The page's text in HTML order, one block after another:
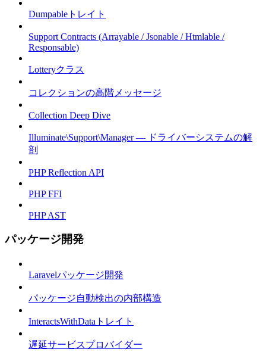
Dumpableトレイト
Support Contracts (Arrayable / Jsonable / Htmlable /
Responsable)
Lotteryクラス
コレクションの高階メッセージ
Collection Deep Dive
Illuminate\Support\Manager — ドライバーシステムの解
剖
PHP Reflection API
PHP FFI
PHP AST
パッケージ開発
Laravelパッケージ開発
パッケージ自動検出の内部構造
InteractsWithDataトレイト
遅延サービスプロバイダー